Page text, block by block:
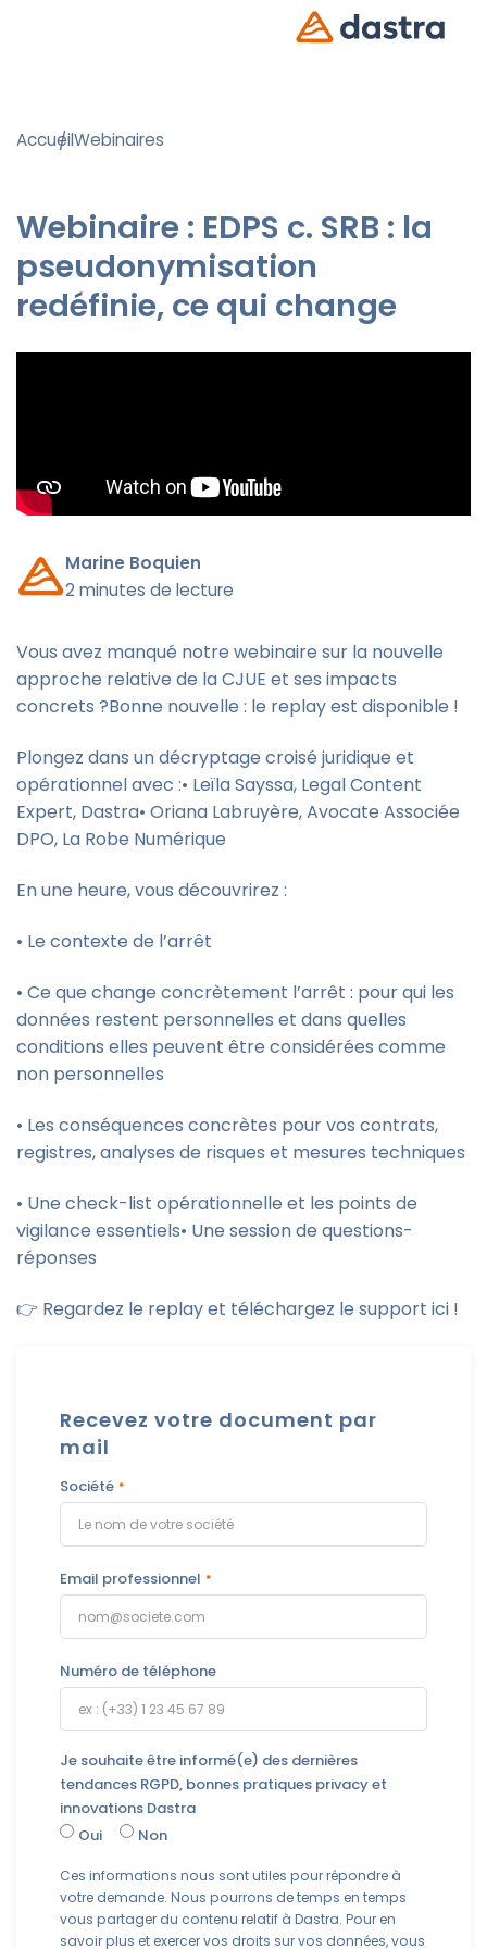
AccueilWebinaires
Webinaire : EDPS c. SRB : la
pseudonymisation
redéfinie, ce qui change
Marine Boquien
2 minutes de lecture
Vous avez manqué notre webinaire sur la nouvelle
approche relative de la CJUE et ses impacts
concrets ?Bonne nouvelle : le replay est disponible !
Plongez dans un décryptage croisé juridique et
opérationnel avec :• Leïla Sayssa, Legal Content
Expert, Dastra• Oriana Labruyère, Avocate Associée
DPO, La Robe Numérique
En une heure, vous découvrirez :
• Le contexte de l’arrêt
• Ce que change concrètement l’arrêt : pour qui les
données restent personnelles et dans quelles
conditions elles peuvent être considérées comme
non personnelles
• Les conséquences concrètes pour vos contrats,
registres, analyses de risques et mesures techniques
• Une check-list opérationnelle et les points de
vigilance essentiels• Une session de questions-
réponses
👉 Regardez le replay et téléchargez le support ici !
Recevez votre document par
mail
Société
Email professionnel
Numéro de téléphone
Je souhaite être informé(e) des dernières
tendances RGPD, bonnes pratiques privacy et
innovations Dastra
Oui
Non
Ces informations nous sont utiles pour répondre à
votre demande. Nous pourrons de temps en temps
vous partager du contenu relatif à Dastra. Pour en
savoir plus et exercer vos droits sur vos données, vous